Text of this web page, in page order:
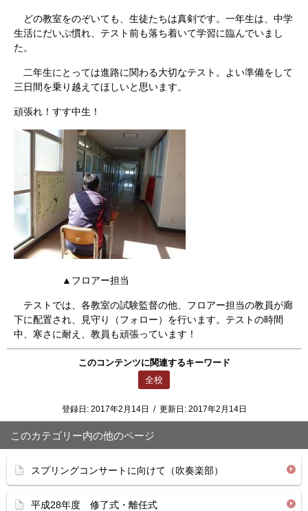
どの教室をのぞいても、生徒たちは真剣です。一年生は、中学
生活にだいぶ慣れ、テスト前も落ち着いて学習に臨んでいまし
た。
二年生にとっては進路に関わる大切なテスト。よい準備をして
三日間を乗り越えてほしいと思います。
頑張れ！すす中生！
▲フロアー担当
テストでは、各教室の試験監督の他、フロアー担当の教員が廊
下に配置され、見守り（フォロー）を行います。テストの時間
中、寒さに耐え、教員も頑張っています！
このコンテンツに関連するキーワード
全校
登録日: 2017年2月14日 / 更新日: 2017年2月14日
このカテゴリー内の他のページ
スプリングコンサートに向けて（吹奏楽部）
平成28年度 修了式・離任式